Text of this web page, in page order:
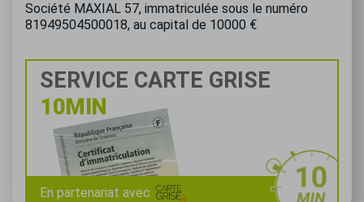
Société MAXIAL 57, immatriculée sous le numéro
81949504500018, au capital de 10000 €
SERVICE CARTE GRISE
10MIN
En partenariat avec